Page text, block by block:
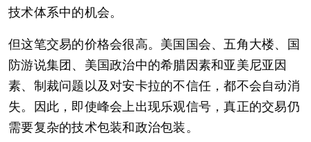
技术体系中的机会。
但这笔交易的价格会很高。美国国会、五角大楼、国
防游说集团、美国政治中的希腊因素和亚美尼亚因
素、制裁问题以及对安卡拉的不信任，都不会自动消
失。因此，即使峰会上出现乐观信号，真正的交易仍
需要复杂的技术包装和政治包装。